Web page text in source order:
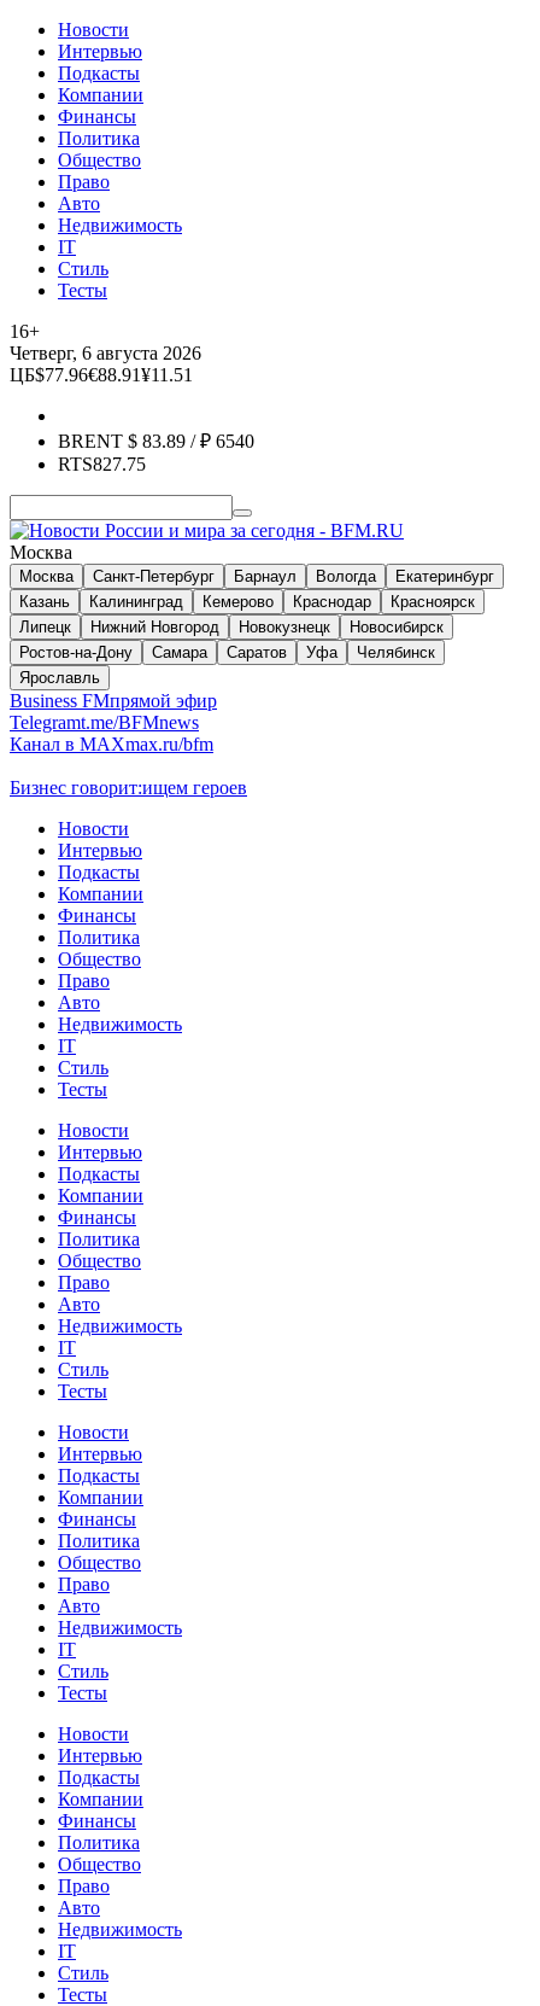
Новости
Интервью
Подкасты
Компании
Финансы
Политика
Общество
Право
Авто
Недвижимость
IT
Стиль
Тесты
16+
Четверг, 6 августа 2026
ЦБ$77.96€88.91¥11.51
BRENT $ 83.89 / ₽ 6540
RTS827.75
Москва
Москва Санкт-Петербург Барнаул Вологда
Екатеринбург
Казань
Калининград Кемерово Краснодар
Красноярск
Липецк
Нижний Новгород Новокузнецк
Новосибирск
Ростов-на-Дону
Самара Саратов Уфа
Челябинск
Ярославль
Business FMпрямой эфир
Telegramt.me/BFMnews
Канал в MAXmax.ru/bfm
Бизнес говорит:ищем героев
Новости
Интервью
Подкасты
Компании
Финансы
Политика
Общество
Право
Авто
Недвижимость
IT
Стиль
Тесты
Новости
Интервью
Подкасты
Компании
Финансы
Политика
Общество
Право
Авто
Недвижимость
IT
Стиль
Тесты
Новости
Интервью
Подкасты
Компании
Финансы
Политика
Общество
Право
Авто
Недвижимость
IT
Стиль
Тесты
Новости
Интервью
Подкасты
Компании
Финансы
Политика
Общество
Право
Авто
Недвижимость
IT
Стиль
Тесты